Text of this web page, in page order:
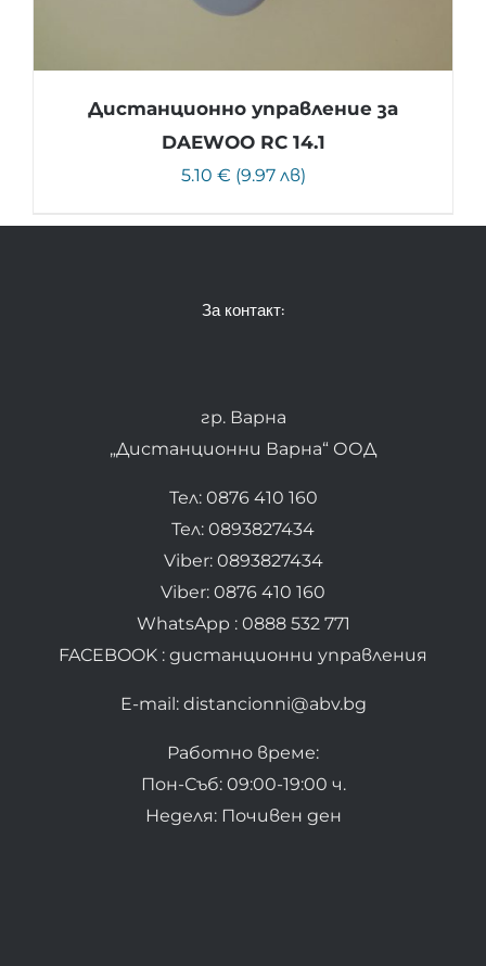
Дистанционно управление за
DAEWOO RC 14.1
5.10 € (9.97 лв)
За контакт:
гр. Варна
„Дистанционни Варна“ ООД
Тел: 0876 410 160
Тел: 0893827434
Viber: 0893827434
Viber: 0876 410 160
WhatsApp : 0888 532 771
FACEBOOK : дистанционни управления
E-mail: distancionni@abv.bg
Работно време:
Пон-Съб: 09:00-19:00 ч.
Неделя: Почивен ден